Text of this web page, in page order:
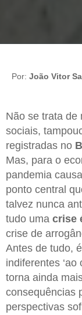
Por: João Vitor
Não se trata de
sociais,
registradas no
Mas, para o
pandemia
ponto central
talvez nunca
tudo uma crise
crise de
Antes de tudo,
indiferentes ‘ao
torna ainda
consequências
perspectivas